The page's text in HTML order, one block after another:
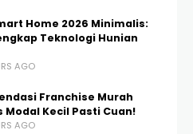
Home 2026 Minimalis:
Teknologi Hunian
AGO
Franchise Murah
Modal Kecil Pasti Cuan!
AGO